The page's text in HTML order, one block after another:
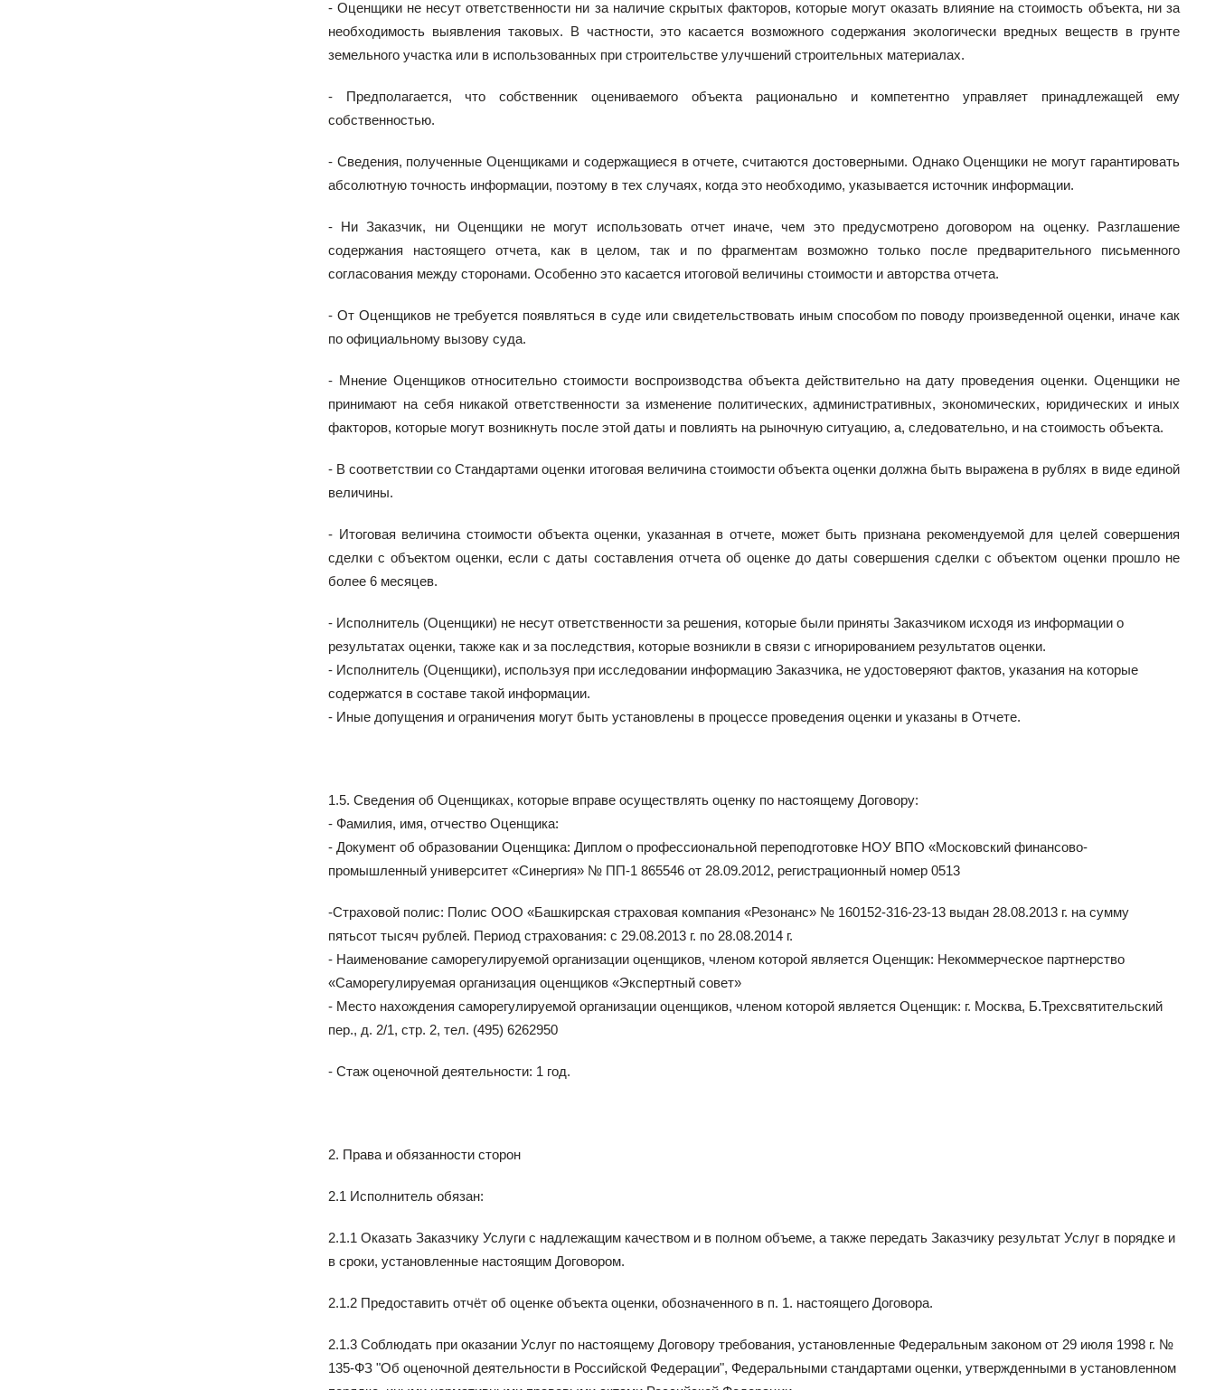
- Оценщики не несут ответственности ни за наличие скрытых факторов, которые могут оказать влияние на стоимость объекта, ни за
необходимость выявления таковых. В частности, это касается возможного содержания экологически вредных веществ в грунте
земельного участка или в использованных при строительстве улучшений строительных материалах.
- Предполагается, что собственник оцениваемого объекта рационально и компетентно управляет принадлежащей ему
собственностью.
- Сведения, полученные Оценщиками и содержащиеся в отчете, считаются достоверными. Однако Оценщики не могут гарантировать
абсолютную точность информации, поэтому в тех случаях, когда это необходимо, указывается источник информации.
- Ни Заказчик, ни Оценщики не могут использовать отчет иначе, чем это предусмотрено договором на оценку. Разглашение
содержания настоящего отчета, как в целом, так и по фрагментам возможно только после предварительного письменного
согласования между сторонами. Особенно это касается итоговой величины стоимости и авторства отчета.
- От Оценщиков не требуется появляться в суде или свидетельствовать иным способом по поводу произведенной оценки, иначе как
по официальному вызову суда.
- Мнение Оценщиков относительно стоимости воспроизводства объекта действительно на дату проведения оценки. Оценщики не
принимают на себя никакой ответственности за изменение политических, административных, экономических, юридических и иных
факторов, которые могут возникнуть после этой даты и повлиять на рыночную ситуацию, а, следовательно, и на стоимость объекта.
- В соответствии со Стандартами оценки итоговая величина стоимости объекта оценки должна быть выражена в рублях в виде единой
величины.
- Итоговая величина стоимости объекта оценки, указанная в отчете, может быть признана рекомендуемой для целей совершения
сделки с объектом оценки, если с даты составления отчета об оценке до даты совершения сделки с объектом оценки прошло не
более 6 месяцев.
- Исполнитель (Оценщики) не несут ответственности за решения, которые были приняты Заказчиком исходя из информации о
результатах оценки, также как и за последствия, которые возникли в связи с игнорированием результатов оценки.
- Исполнитель (Оценщики), используя при исследовании информацию Заказчика, не удостоверяют фактов, указания на которые
содержатся в составе такой информации.
- Иные допущения и ограничения могут быть установлены в процессе проведения оценки и указаны в Отчете.
1.5. Сведения об Оценщиках, которые вправе осуществлять оценку по настоящему Договору:
- Фамилия, имя, отчество Оценщика:
- Документ об образовании Оценщика: Диплом о профессиональной переподготовке НОУ ВПО «Московский финансово-
промышленный университет «Синергия» № ПП-1 865546 от 28.09.2012, регистрационный номер 0513
-Страховой полис: Полис ООО «Башкирская страховая компания «Резонанс» № 160152-316-23-13 выдан 28.08.2013 г. на сумму
пятьсот тысяч рублей. Период страхования: с 29.08.2013 г. по 28.08.2014 г.
- Наименование саморегулируемой организации оценщиков, членом которой является Оценщик: Некоммерческое партнерство
«Саморегулируемая организация оценщиков «Экспертный совет»
- Место нахождения саморегулируемой организации оценщиков, членом которой является Оценщик: г. Москва, Б.Трехсвятительский
пер., д. 2/1, стр. 2, тел. (495) 6262950
- Стаж оценочной деятельности: 1 год.
2. Права и обязанности сторон
2.1 Исполнитель обязан:
2.1.1 Оказать Заказчику Услуги с надлежащим качеством и в полном объеме, а также передать Заказчику результат Услуг в порядке и
в сроки, установленные настоящим Договором.
2.1.2 Предоставить отчёт об оценке объекта оценки, обозначенного в п. 1. настоящего Договора.
2.1.3 Соблюдать при оказании Услуг по настоящему Договору требования, установленные Федеральным законом от 29 июля 1998 г. №
135-ФЗ "Об оценочной деятельности в Российской Федерации", Федеральными стандартами оценки, утвержденными в установленном